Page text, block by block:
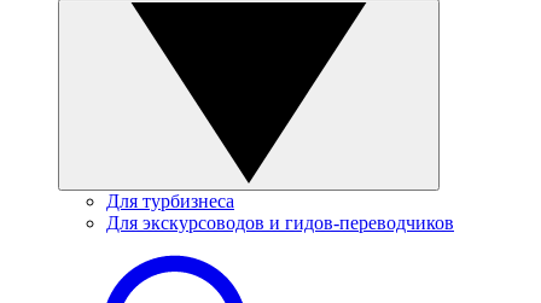
Для турбизнеса
Для экскурсоводов и гидов-переводчиков